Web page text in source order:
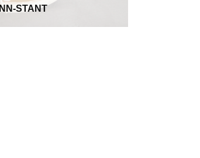
INN-STANT